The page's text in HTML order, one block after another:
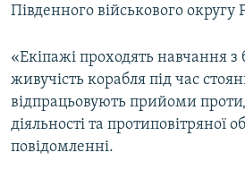
Південного військового округу
«Екіпажі проходять навчання з
живучість корабля під час
відпрацьовують прийоми
діяльності та протиповітряної
повідомленні.